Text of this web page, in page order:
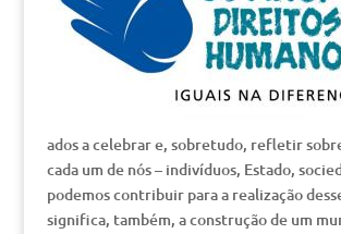
ados a celebrar e, sobretudo, refletir
cada um de nós – indivíduos, Estado,
podemos contribuir para a realização
significa, também, a construção de um